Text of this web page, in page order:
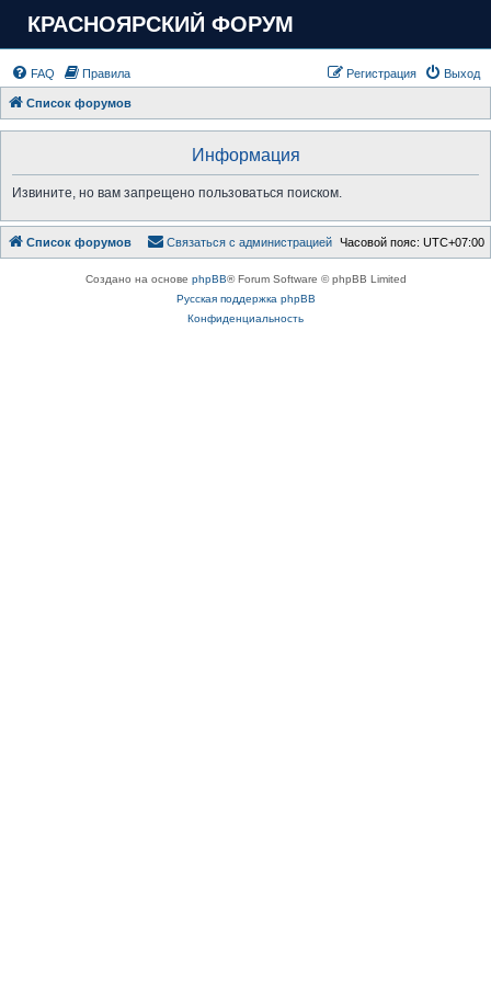
КРАСНОЯРСКИЙ ФОРУМ
FAQ Правила Выход
Регистрация
Список форумов
Информация
Извините, но вам запрещено пользоваться поиском.
Список форумов Часовой пояс: UTC+07:00
Связаться с администрацией
Создано на основе phpBB® Forum Software © phpBB Limited
Русская поддержка phpBB
Конфиденциальность